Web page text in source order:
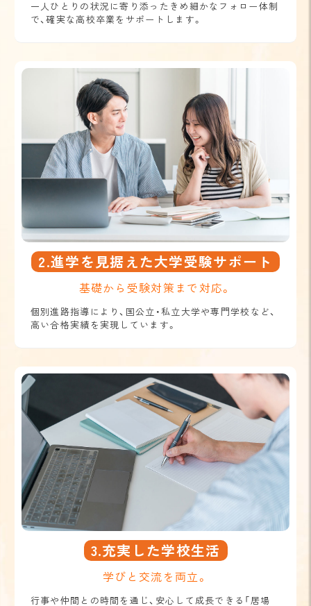
一人ひとりの状況に寄り添ったきめ細かなフォロー体制
で、確実な高校卒業をサポートします。
2.進学を見据えた大学受験サポート
基礎から受験対策まで対応。
個別進路指導により、国公立・私立大学や専門学校など、
高い合格実績を実現しています。
3.充実した学校生活
学びと交流を両立。
行事や仲間との時間を通じ、安心して成長できる「居場